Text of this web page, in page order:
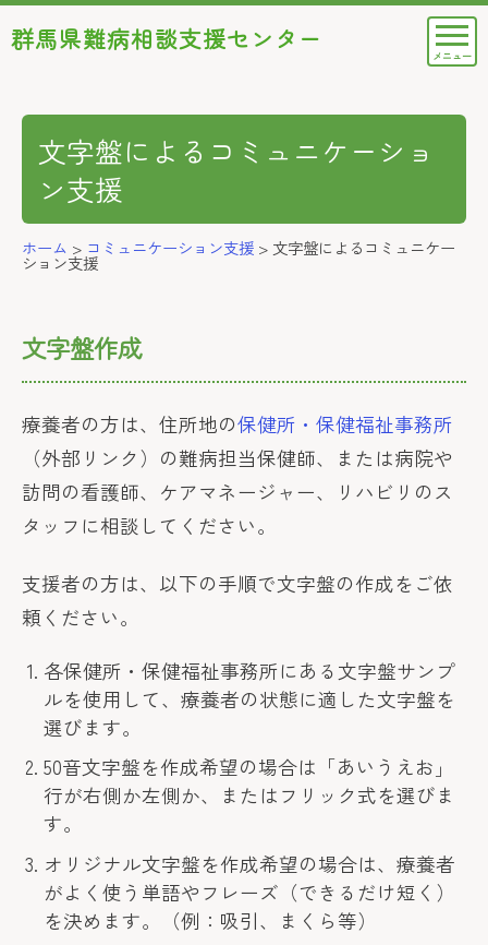
群馬県難病相談支援センター
文字盤によるコミュニケーショ
ン支援
ホーム > コミュニケーション支援 > 文字盤によるコミュニケー
ション支援
文字盤作成
療養者の方は、住所地の保健所・保健福祉事務所
（外部リンク）の難病担当保健師、または病院や
訪問の看護師、ケアマネージャー、リハビリのス
タッフに相談してください。
支援者の方は、以下の手順で文字盤の作成をご依
頼ください。
各保健所・保健福祉事務所にある文字盤サンプ
ルを使用して、療養者の状態に適した文字盤を
選びます。
50音文字盤を作成希望の場合は「あいうえお」
行が右側か左側か、またはフリック式を選びま
す。
オリジナル文字盤を作成希望の場合は、療養者
がよく使う単語やフレーズ（できるだけ短く）
を決めます。（例：吸引、まくら等）